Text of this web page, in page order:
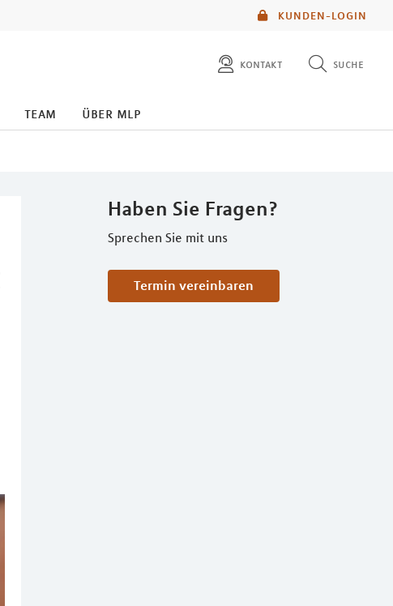
KUNDEN-LOGIN
kontakt suche
team über mlp
Haben Sie Fragen?
Sprechen Sie mit uns
Termin vereinbaren